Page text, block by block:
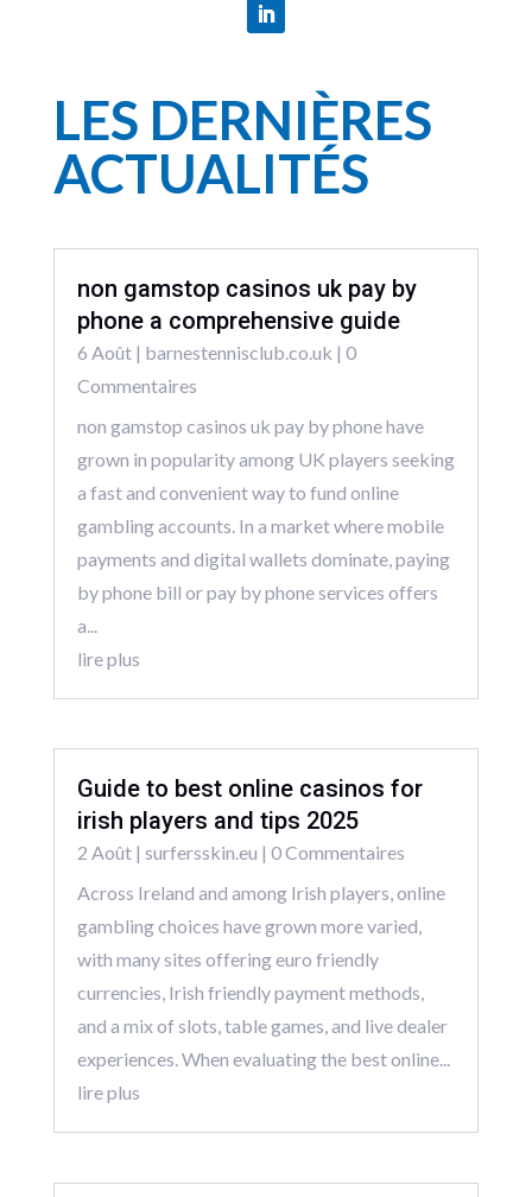
LES DERNIÈRES
ACTUALITÉS
non gamstop casinos uk pay by
phone a comprehensive guide
6 Août| barnestennisclub.co.uk | 0
Commentaires
non gamstop casinos uk pay by phone have
grown in popularity among UK players seeking
a fast and convenient way to fund online
gambling accounts. In a market where mobile
payments and digital wallets dominate, paying
by phone bill or pay by phone services offers
a...
lire plus
Guide to best online casinos for
irish players and tips 2025
2 Août| surfersskin.eu | 0 Commentaires
Across Ireland and among Irish players, online
gambling choices have grown more varied,
with many sites offering euro friendly
currencies, Irish friendly payment methods,
and a mix of slots, table games, and live dealer
experiences. When evaluating the best online...
lire plus